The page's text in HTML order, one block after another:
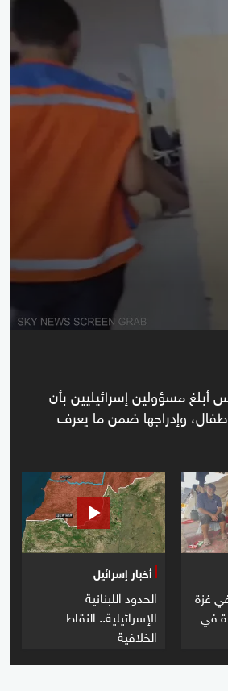
46
seconds
90%
أبلغ مسؤولين إسرائيليين بأن
وإدراجها ضمن ما يعرف
غزة
في
أخبار إسرائيل
الحدود اللبنانية
الإسرائيلية.. النقاط
الخلافية